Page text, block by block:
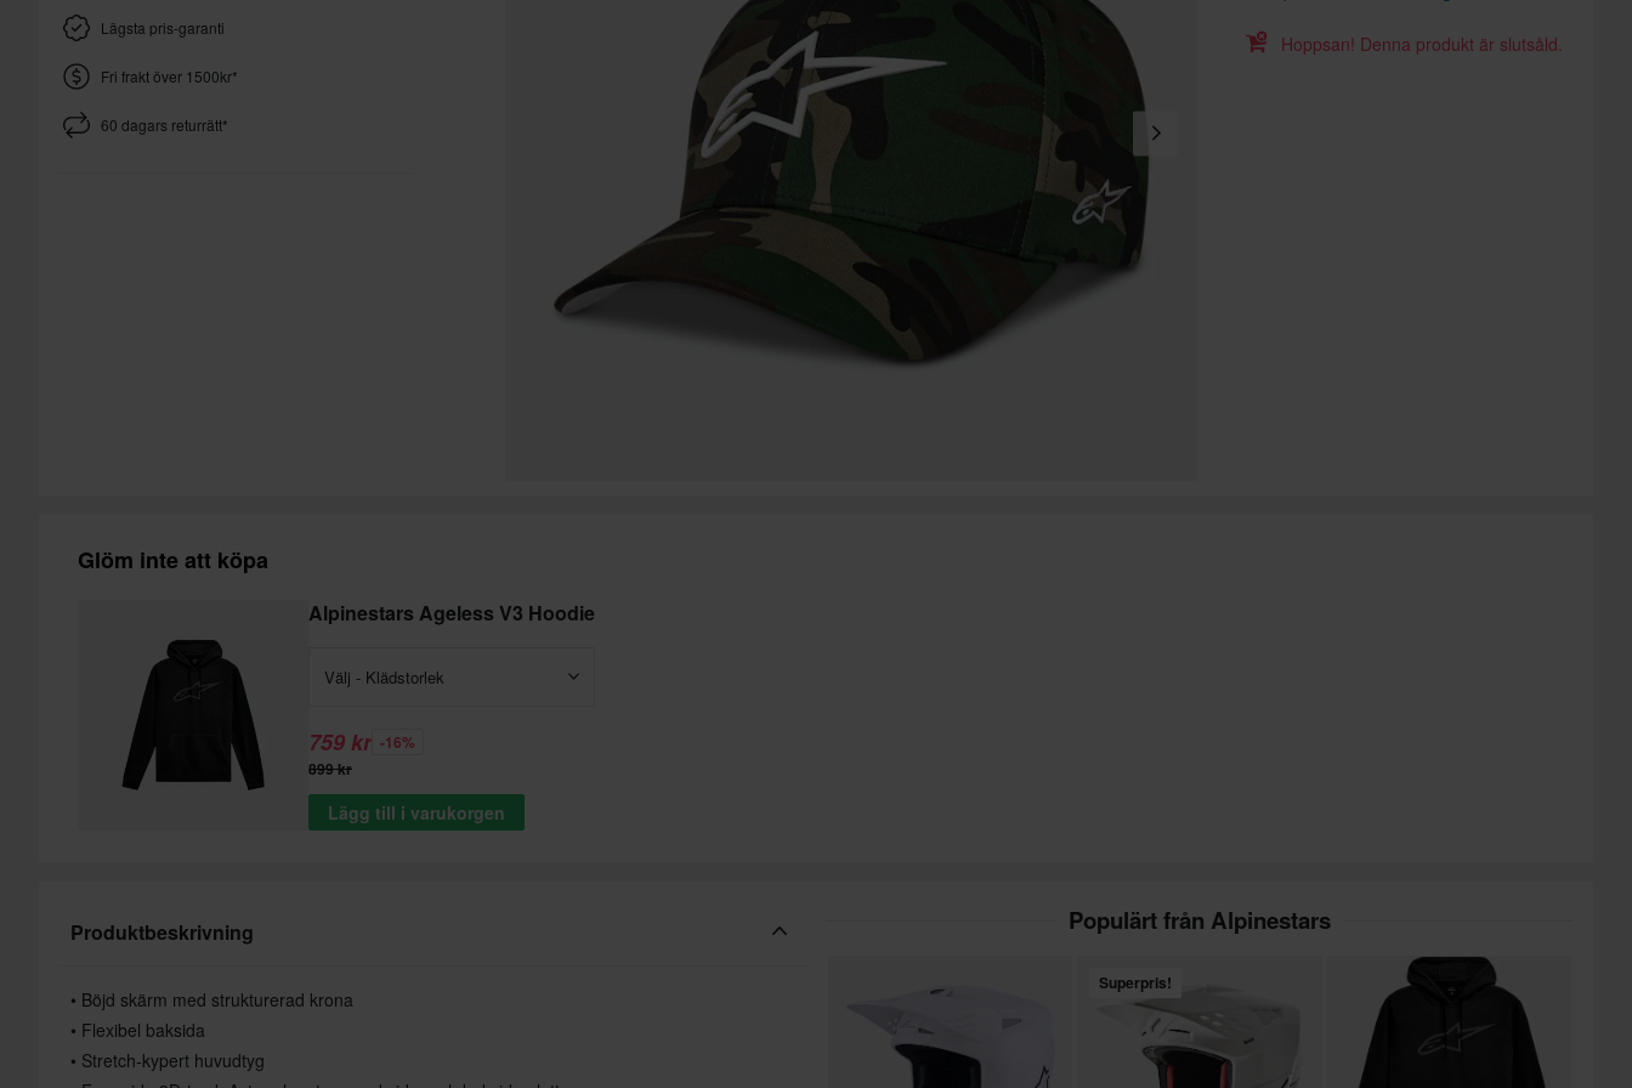
Lägsta pris-garanti
Fri frakt över 1500kr*
60 dagars returrätt*
Hoppsan! Denna produkt är slutsåld.
Glöm inte att köpa
Alpinestars Ageless V3 Hoodie
Välj - Klädstorlek
759 kr -16%
899 kr
Lägg till i varukorgen
Produktbeskrivning
• Böjd skärm med strukturerad krona
• Flexibel baksida
• Stretch-kypert huvudtyg
Populärt från Alpinestars
Superpris!